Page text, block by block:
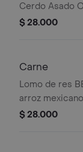
Cerdo Asado
O Yuca Frita.
$ 28.000
Carne
Lomo de res
arroz
opción de
$ 28.000